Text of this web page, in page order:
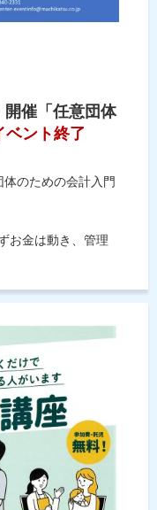
開催「任意団体
ベント終了
のための会計入門
お金は動き、管理